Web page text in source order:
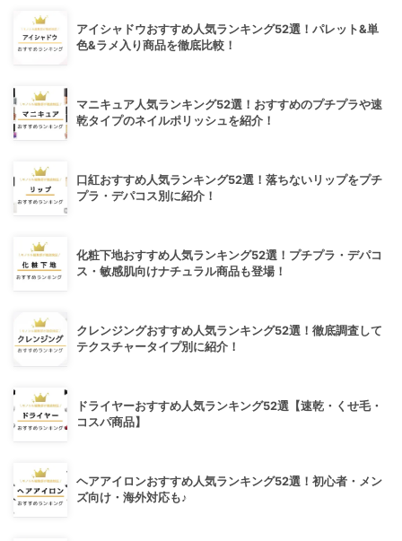
アイシャドウおすすめ人気ランキング52選！パレット&単
色&ラメ入り商品を徹底比較！
マニキュア人気ランキング52選！おすすめのプチプラや速
乾タイプのネイルポリッシュを紹介！
口紅おすすめ人気ランキング52選！落ちないリップをプチ
プラ・デパコス別に紹介！
化粧下地おすすめ人気ランキング52選！プチプラ・デパコ
ス・敏感肌向けナチュラル商品も登場！
クレンジングおすすめ人気ランキング52選！徹底調査して
テクスチャータイプ別に紹介！
ドライヤーおすすめ人気ランキング52選【速乾・くせ毛・
コスパ商品】
ヘアアイロンおすすめ人気ランキング52選！初心者・メン
ズ向け・海外対応も♪